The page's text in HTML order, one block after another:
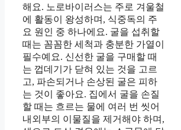
해요. 노로바이러스는 주로 겨울철
에 활동이 왕성하며, 식중독의 주
요 원인 중 하나에요. 굴을 섭취할
때는 꼼꼼한 세척과 충분한 가열이
필수예요. 신선한 굴을 구매할 때
는 껍데기가 닫혀 있는 것을 고르
고, 파손되거나 손상된 굴은 피하
는 것이 좋아요. 집에서 굴을 손질
할 때는 흐르는 물에 여러 번 씻어
내외부의 이물질을 제거해야 하며,